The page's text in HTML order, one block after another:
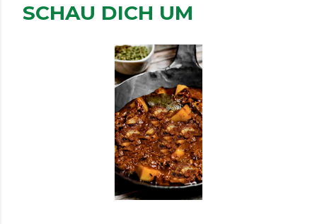
SCHAU DICH UM